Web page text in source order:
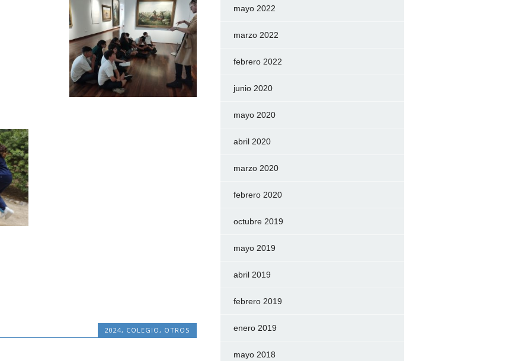
2024, COLEGIO , OTROS
mayo 2022
marzo 2022
febrero 2022
junio 2020
mayo 2020
abril 2020
marzo 2020
febrero 2020
octubre 2019
mayo 2019
abril 2019
febrero 2019
enero 2019
mayo 2018